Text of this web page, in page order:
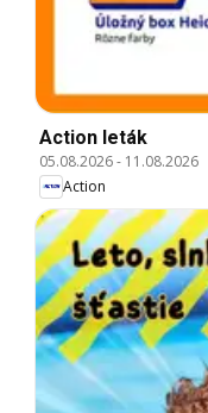
Action leták
05.08.2026- 11.08.2026
Action